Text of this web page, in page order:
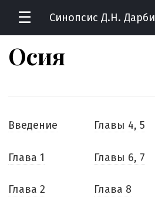
☰ Синопсис Д.Н. Дарби
Осия
Введение
Глава 1
Глава 2
Главы 4, 5
Главы 6, 7
Глава 8